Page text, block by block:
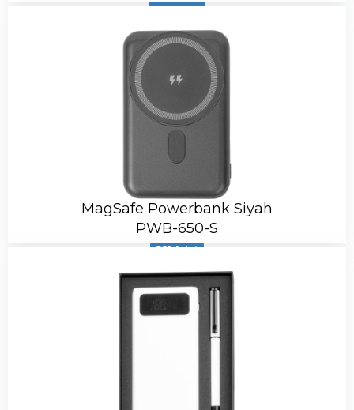
879 Adet
MagSafe Powerbank Siyah
PWB-650-S
581 Adet